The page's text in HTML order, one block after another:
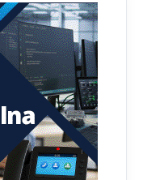
i
državu jer
recimo Srbija je
iz Srbije stoji -